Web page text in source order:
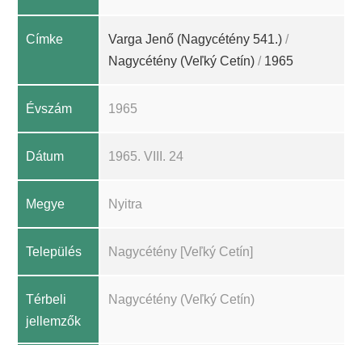
Címke Varga Jenő (Nagycétény 541.) /
Nagycétény (Veľký Cetín) / 1965
Évszám 1965
Dátum 1965. VIII. 24
Megye Nyitra
Település Nagycétény [Veľký Cetín]
Térbeli
jellemzők
Nagycétény (Veľký Cetín)